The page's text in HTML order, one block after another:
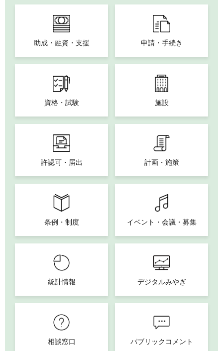
助成・融資・支援 申請・手続き
資格・試験 施設
許認可・届出 計画・施策
条例・制度 イベント・会議・募集
統計情報 デジタルみやぎ
相談窓口 パブリックコメント